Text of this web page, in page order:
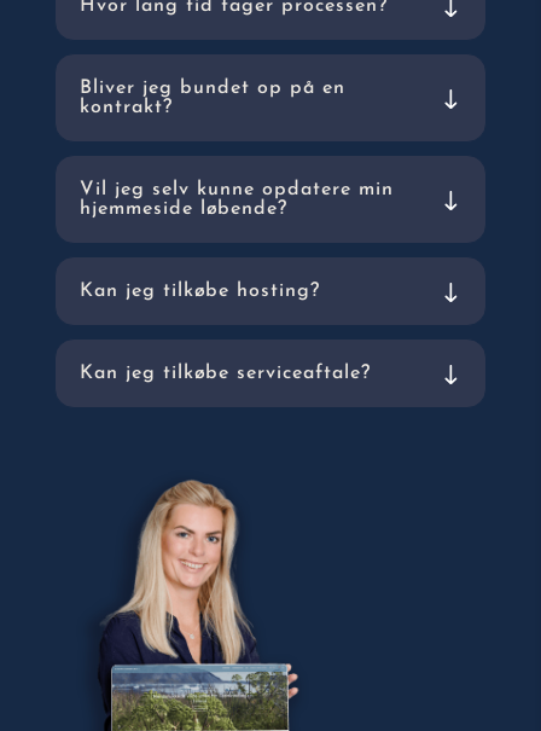
Hvor lang tid tager processen?
Bliver jeg bundet op på en
kontrakt?
Vil jeg selv kunne opdatere min
hjemmeside løbende?
Kan jeg tilkøbe hosting?
Kan jeg tilkøbe serviceaftale?